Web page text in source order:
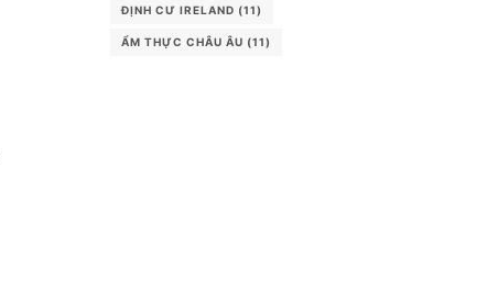
ĐỊNH CƯ IRELAND (11)
ẨM THỰC CHÂU ÂU (11)